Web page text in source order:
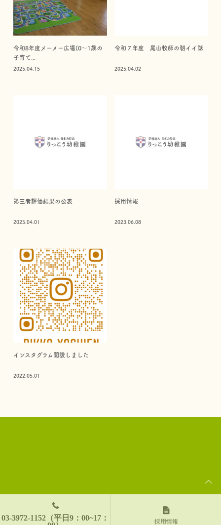
令和8年度メーメー広場(0～1歳の
子育て...
2025.04.15
令和７年度 尾山牧師の朝イイ話
2025.04.02
第三者評価結果の公表
2025.04.01
採用情報
2023.06.08
インスタグラム開設しました
2022.05.01
03-3972-1152（平日9：00~17：
採用情報